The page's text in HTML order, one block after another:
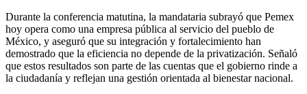
Durante la conferencia matutina, la mandataria subrayó que Pemex
hoy opera como una empresa pública al servicio del pueblo de
México, y aseguró que su integración y fortalecimiento han
demostrado que la eficiencia no depende de la privatización. Señaló
que estos resultados son parte de las cuentas que el gobierno rinde a
la ciudadanía y reflejan una gestión orientada al bienestar nacional.